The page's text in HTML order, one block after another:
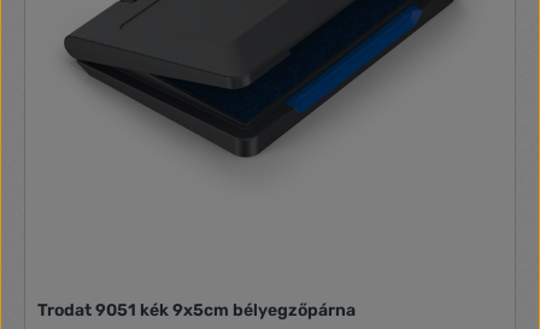
Trodat 9051 kék 9x5cm bélyegzőpárna